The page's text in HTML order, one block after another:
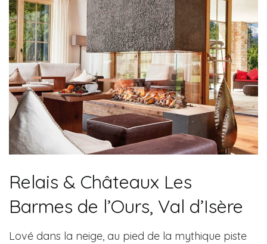
Relais & Châteaux Les
Barmes de l’Ours, Val d’Isère
Lové dans la neige, au pied de la mythique piste